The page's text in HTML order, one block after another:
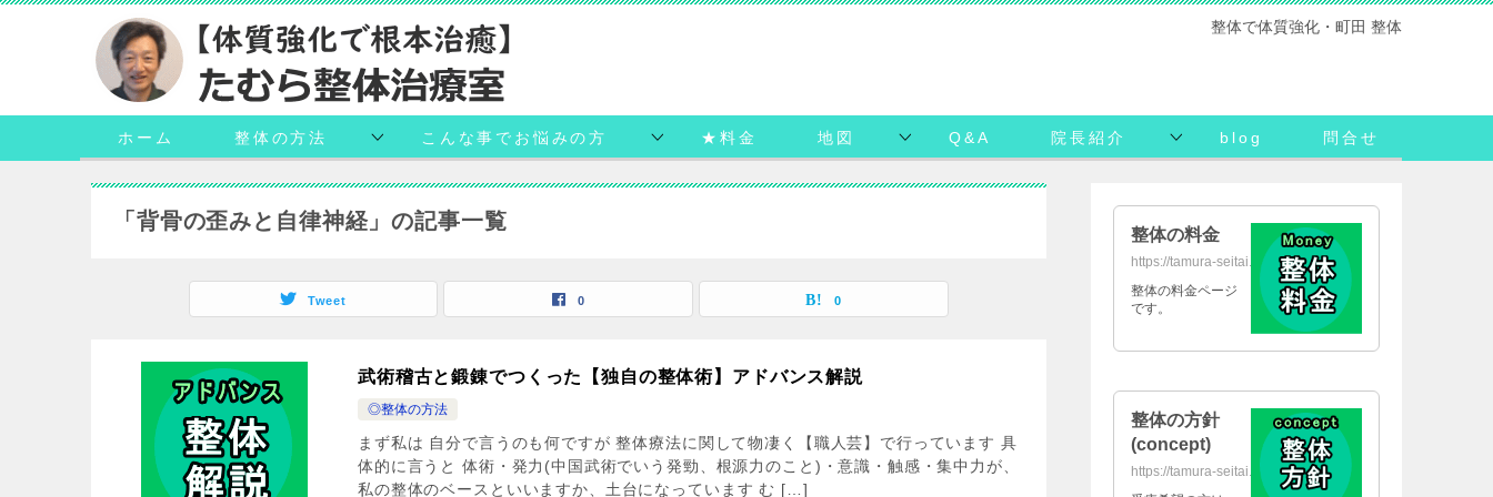
整体で体質強化・町田 整体
ホーム 整体の方法 こんな事でお悩みの方 ★料金 地図 Q&A 院長紹介 blog 問合せ
「背骨の歪みと自律神経」の記事一覧
Tweet 0 0
武術稽古と鍛錬でつくった【独自の整体術】アドバンス解説
◎整体の方法
まず私は 自分で言うのも何ですが 整体療法に関して物凄く【職人芸】で行っています 具
体的に言うと 体術・発力(中国武術でいう発勁、根源力のこと)・意識・触感・集中力が、
私の整体のベースといいますか、土台になっています む […]
整体の料金
https://tamura-seitai.net/daikin/
整体の料金ページ
です。
整体の方針
(concept)
https://tamura-seitai.net/concept/